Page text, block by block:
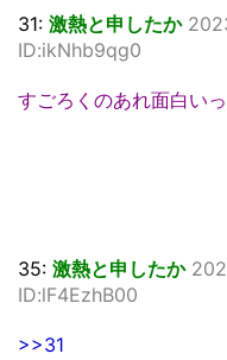
31: 激熱と申したか
ID:ikNhb9qg0
すごろくのあれ面白い
35: 激熱と申したか
ID:lF4EzhB00
>>31